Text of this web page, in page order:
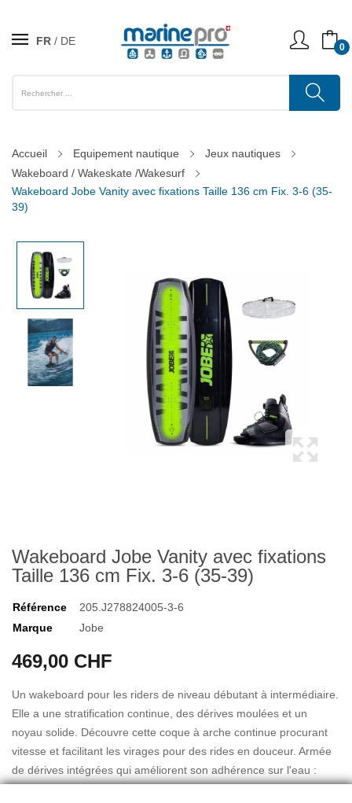
FR DE 0
Accueil Equipement nautique
Jeux nautiques
Wakeboard / Wakeskate /Wakesurf
Wakeboard Jobe Vanity avec fixations Taille 136 cm Fix. 3-6 (35-
39)
Wakeboard Jobe Vanity avec fixations
Taille 136 cm Fix. 3-6 (35-39)
Référence
205.J278824005-3-6
Marque
Jobe
469,00 CHF
Un wakeboard pour les riders de niveau débutant à intermédiaire.
Elle a une stratification continue, des dérives moulées et un
noyau solide. Découvre cette coque à arche continue procurant
vitesse et facilitant les virages pour des rides en douceur. Armée
de dérives intégrées qui améliorent son adhérence sur l'eau :